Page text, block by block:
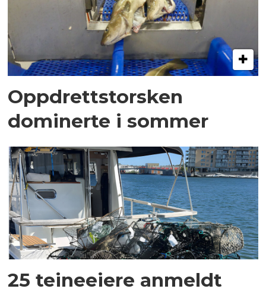
Oppdrettstorsken
dominerte i sommer
25 teineeiere anmeldt